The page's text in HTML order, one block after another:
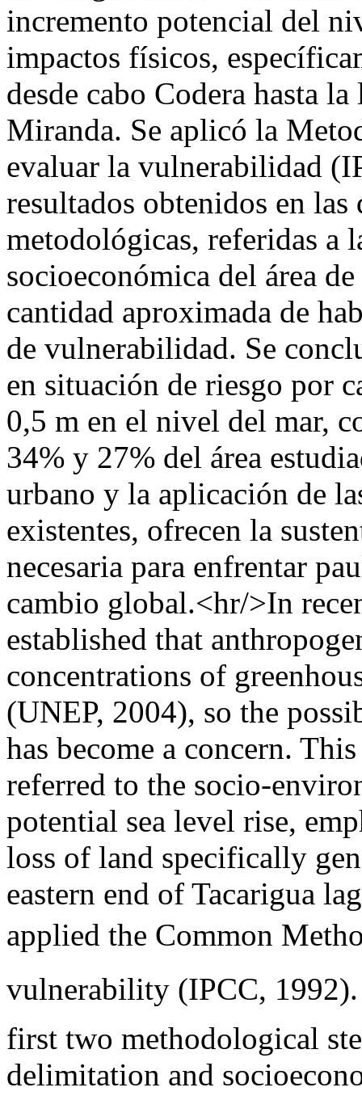
incremento potencial del
impactos físicos,
desde cabo Codera hasta
Miranda. Se aplicó la
evaluar la vulnerabilidad
resultados obtenidos en las
metodológicas, referidas a
socioeconómica del área
cantidad aproximada de
de vulnerabilidad. Se
en situación de riesgo por
0,5 m en el nivel del mar,
34% y 27% del área
urbano y la aplicación de
existentes, ofrecen la
necesaria para enfrentar
cambio global.<hr/>In
established that
concentrations of
(UNEP, 2004), so the
has become a concern.
referred to the socio-
potential sea level rise,
loss of land specifically
eastern end of Tacarigua
applied the Common
vulnerability (IPCC,
first two methodological
delimitation and